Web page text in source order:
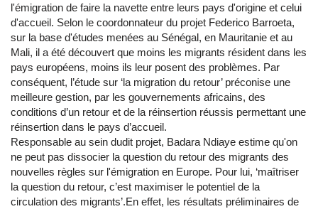
l'émigration de faire la navette entre leurs pays d'origine et celui
d'accueil. Selon le coordonnateur du projet Federico Barroeta,
sur la base d'études menées au Sénégal, en Mauritanie et au
Mali, il a été découvert que moins les migrants résident dans les
pays européens, moins ils leur posent des problèmes. Par
conséquent, l’étude sur ‘la migration du retour’ préconise une
meilleure gestion, par les gouvernements africains, des
conditions d’un retour et de la réinsertion réussis permettant une
réinsertion dans le pays d’accueil.
Responsable au sein dudit projet, Badara Ndiaye estime qu'on
ne peut pas dissocier la question du retour des migrants des
nouvelles règles sur l'émigration en Europe. Pour lui, ‘maîtriser
la question du retour, c’est maximiser le potentiel de la
circulation des migrants’.En effet, les résultats préliminaires de